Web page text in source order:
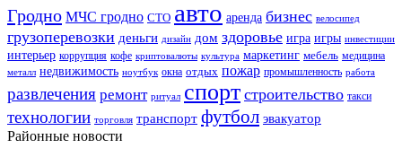
Гродно МЧС гродно СТО авто аренда бизнес велосипед
грузоперевозки деньги дизайн дом здоровье игра игры инвестиции
интерьер коррупция кофе криптовалюты культура маркетинг мебель медицина
металл недвижимость ноутбук окна отдых пожар промышленность работа
развлечения ремонт ритуал спорт строительство такси
технологии торговля транспорт футбол эвакуатор
Районные новости